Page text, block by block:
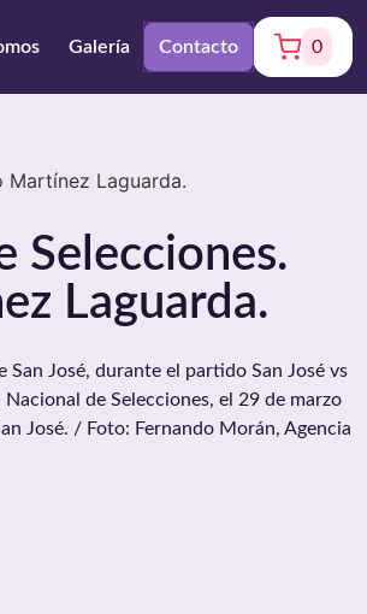
Galería Contacto 0
Martínez Laguarda.
Selecciones.
Laguarda.
José, durante el partido San José vs
de Selecciones, el 29 de marzo
José. / Foto: Fernando Morán, Agencia